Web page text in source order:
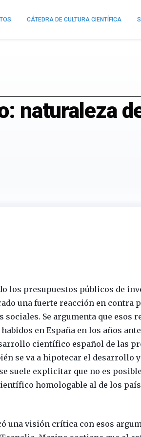
CÁTEDRA DE CULTURA CIENTÍFICA
naturaleza
los presupuestos públicos de
una fuerte reacción en contra
Se argumenta que esos
en España en los años
científico español de las
se va a hipotecar el desarrollo
suele explicitar que no es
homologable al de los
una visión crítica con esos